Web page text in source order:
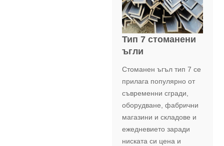
Тип 7 стоманени
ъгли
Стоманен ъгъл тип 7 ​​се
прилага популярно от
съвременни сгради,
оборудване, фабрични
магазини и складове и
ежедневието заради
ниската си цена и